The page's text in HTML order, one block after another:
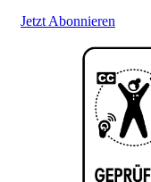
Jetzt Abonnieren